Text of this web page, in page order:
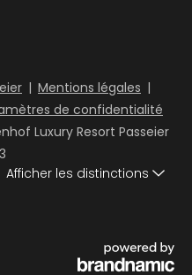
| Mentions légales |
de confidentialité
Luxury Resort Passeier
Afficher les distinctions